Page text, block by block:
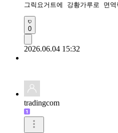
그릭요거트에 강황가루로 면
0
2026.06.04 15:32
tradingcom